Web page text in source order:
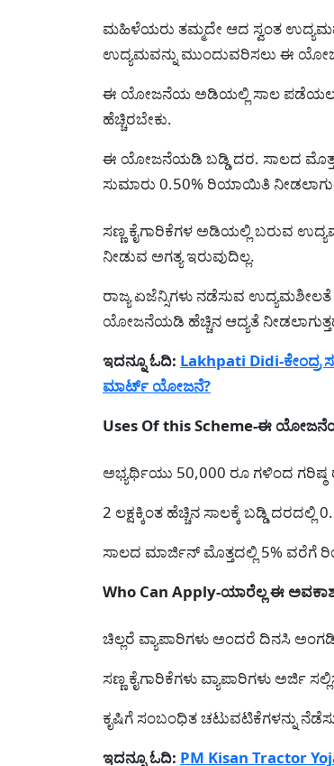
ಮಹಿಳೆಯರು ತಮ್ಮದೇ ಆದ ಸ್ವಂತ
ಉದ್ಯಮವನ್ನು ಮುಂದುವರಿಸಲು ಈ
ಈ ಯೋಜನೆಯ ಅಡಿಯಲ್ಲಿ ಸಾಲ ಪಡೆಯಲು,
ಹೆಚ್ಚಿರಬೇಕು.
ಈ ಯೋಜನೆಯಡಿ ಬಡ್ಡಿ ದರ. ಸಾಲದ
ಸುಮಾರು 0.50% ರಿಯಾಯಿತಿ
ಸಣ್ಣ ಕೈಗಾರಿಕೆಗಳ ಅಡಿಯಲ್ಲಿ ಬರುವ
ನೀಡುವ ಅಗತ್ಯ ಇರುವುದಿಲ್ಲ.
ರಾಜ್ಯ ಏಜೆನ್ಸಿಗಳು ನಡೆಸುವ
ಯೋಜನೆಯಡಿ ಹೆಚ್ಚಿನ ಆದ್ಯತೆ
ಇದನ್ನೂ ಓದಿ: Lakhpati Didi-
ಮಾರ್ಟ್ ಯೋಜನೆ?
Uses Of this Scheme-ಈ
ಅಭ್ಯರ್ಥಿಯು 50,000 ರೂ ಗಳಿಂದ
2 ಲಕ್ಷಕ್ಕಿಂತ ಹೆಚ್ಚಿನ ಸಾಲಕ್ಕೆ ಬಡ್ಡಿ
ಸಾಲದ ಮಾರ್ಜಿನ್ ಮೊತ್ತದಲ್ಲಿ 5%
Who Can Apply-ಯಾರೆಲ್ಲ ಈ
ಚಿಲ್ಲರೆ ವ್ಯಾಪಾರಿಗಳು ಅಂದರೆ ದಿನಸಿ
ಸಣ್ಣ ಕೈಗಾರಿಕೆಗಳು ವ್ಯಾಪಾರಿಗಳು ಅರ್ಜಿ
ಕೃಷಿಗೆ ಸಂಬಂಧಿತ ಚಟುವಟಿಕೆಗಳನ್ನು
ಇದನ್ನೂ ಓದಿ: PM Kisan Tractor